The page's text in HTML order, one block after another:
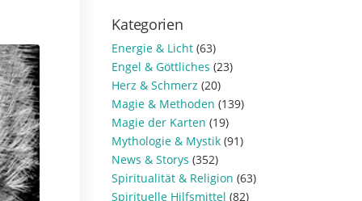
Kategorien
Energie & Licht (63)
Engel & Göttliches (23)
Herz & Schmerz (20)
Magie & Methoden (139)
Magie der Karten (19)
Mythologie & Mystik (91)
News & Storys (352)
Spiritualität & Religion (63)
Spirituelle Hilfsmittel (82)